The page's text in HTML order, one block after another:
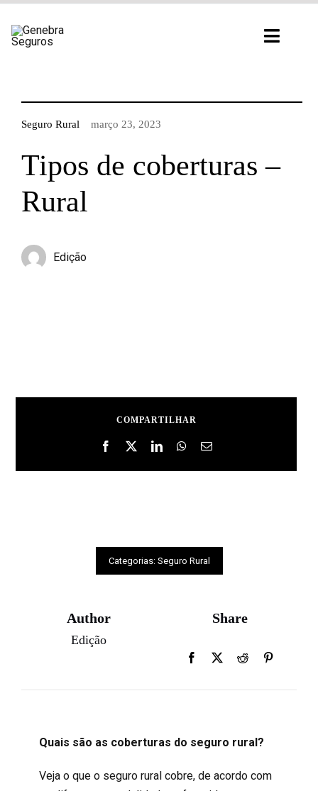
para
Seguro Rural março 23, 2023
Tipos de coberturas –
Rural
Edição
COMPARTILHAR
Categorias: Seguro Rural
Author
Edição
Share
Quais são as coberturas do seguro rural?
Veja o que o seguro rural cobre, de acordo com